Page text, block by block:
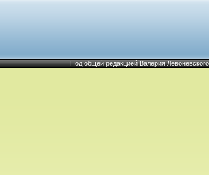
Под общей редакцией Валерия Левоневского